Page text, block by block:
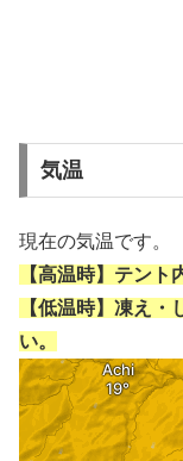
気温
現在の気温です。
【高温時】テント
【低温時】凍え
い。